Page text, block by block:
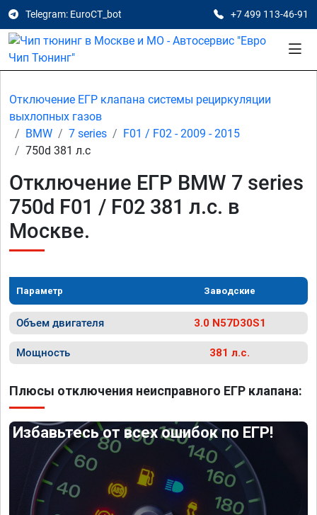
Telegram: EuroCT_bot +7 499 113-46-91
Отключение ЕГР клапана системы рециркуляции
выхлопных газов
BMW
7 series
F01 / F02 - 2009 - 2015
750d 381 л.с
Отключение ЕГР BMW 7 series
750d F01 / F02 381 л.с. в
Москве.
Параметр Заводские
Объем двигателя 3.0 N57D30S1
Мощность 381 л.с.
Плюсы отключения неисправного ЕГР клапана:
Избавьтесь от всех ошибок по ЕГР!